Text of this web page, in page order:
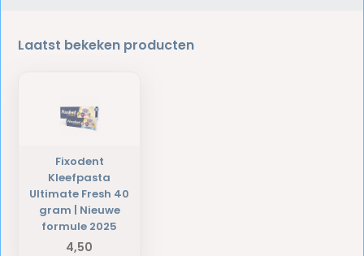
Laatst bekeken producten
Fixodent
Kleefpasta
Ultimate Fresh 40
gram | Nieuwe
formule 2025
4,50